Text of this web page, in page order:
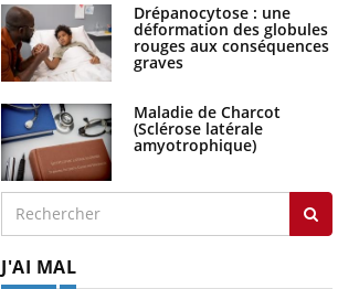
Drépanocytose : une
déformation des globules
rouges aux conséquences
graves
Maladie de Charcot
(Sclérose latérale
amyotrophique)
J'AI MAL